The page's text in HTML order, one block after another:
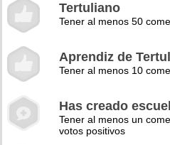
Tertuliano
Tener al menos 50
Aprendiz de
Tener al menos 10
Has creado
Tener al menos un
votos positivos